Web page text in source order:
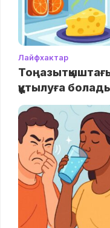
Лайфхактар
құтылуға